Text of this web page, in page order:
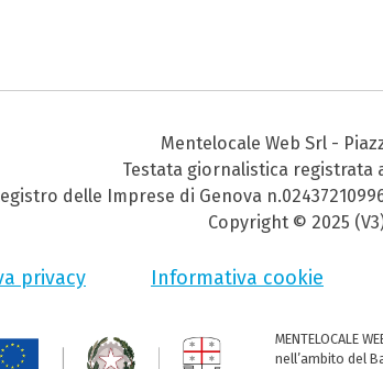
Mentelocale Web Srl -
Testata giornalistica registrata
delle Imprese di Genova
Copyright © 2025
privacy Informativa cookie
MENTELOCALE
nell’ambito del